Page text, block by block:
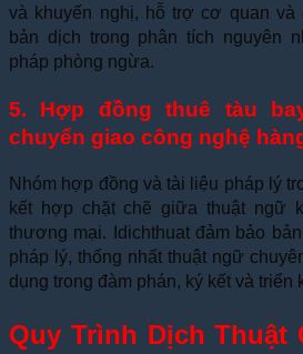
và khuyến nghị, hỗ trợ cơ quan và
bản dịch trong phân tích nguyên
pháp phòng ngừa.
5. Hợp đồng thuê tàu
chuyển giao công nghệ
Nhóm hợp đồng và tài liệu pháp lý
kết hợp chặt chẽ giữa thuật ngữ
thương mại. Idichthuat đảm bảo
pháp lý, thống nhất thuật ngữ
dụng trong đàm phán, ký kết và triển
Quy Trình Dịch Thuật